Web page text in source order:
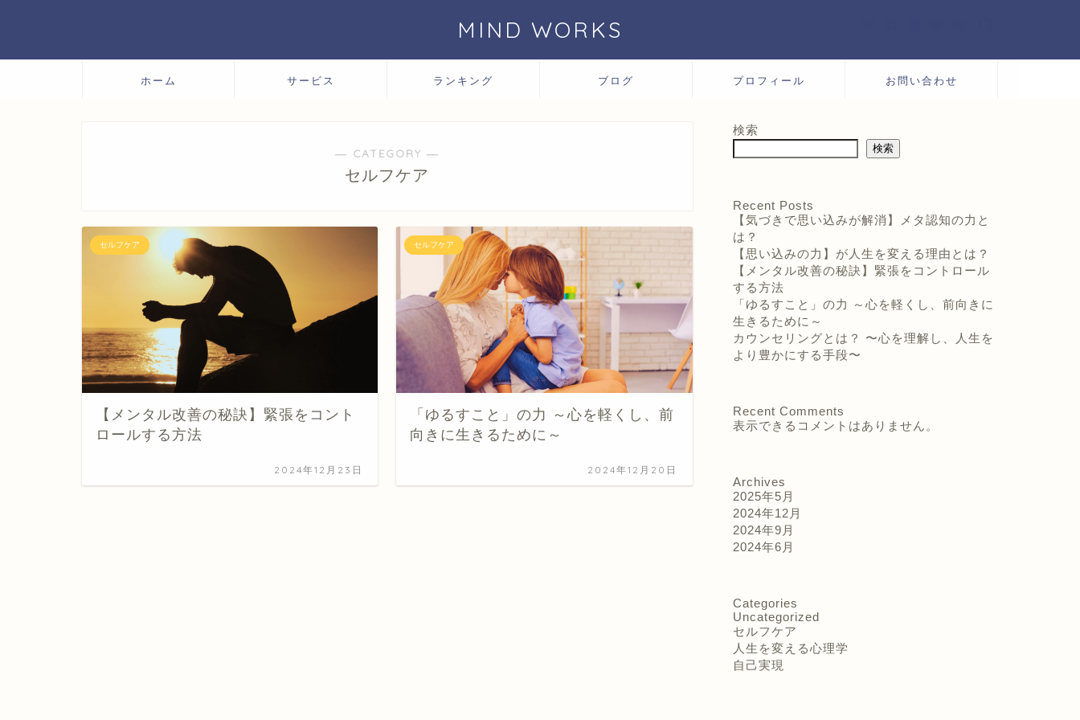
MIND WORKS
ホーム サービス ランキング ブログ プロフィール お問い合わせ
― CATEGORY ―
セルフケア
セルフケア
【メンタル改善の秘訣】緊張をコント
ロールする方法
2024年12月23日
セルフケア
「ゆるすこと」の力 ～心を軽くし、前
向きに生きるために～
2024年12月20日
検索
検索
Recent Posts
【気づきで思い込みが解消】メタ認知の力と
は？
【思い込みの力】が人生を変える理由とは？
【メンタル改善の秘訣】緊張をコントロール
する方法
「ゆるすこと」の力 ～心を軽くし、前向きに
生きるために～
カウンセリングとは？ 〜心を理解し、人生を
より豊かにする手段〜
Recent Comments
表示できるコメントはありません。
Archives
2025年5月
2024年12月
2024年9月
2024年6月
Categories
Uncategorized
セルフケア
人生を変える心理学
自己実現